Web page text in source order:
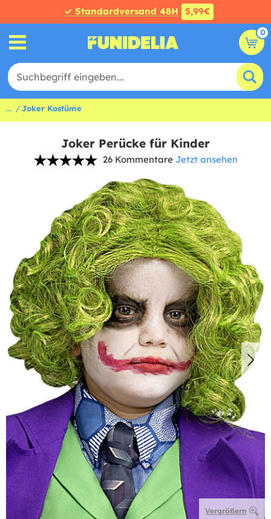
✓ Standardversand 48H 5,99€
0
... Joker Kostüme
Joker Perücke für Kinder
26 Kommentare Jetzt ansehen
Vergrößern